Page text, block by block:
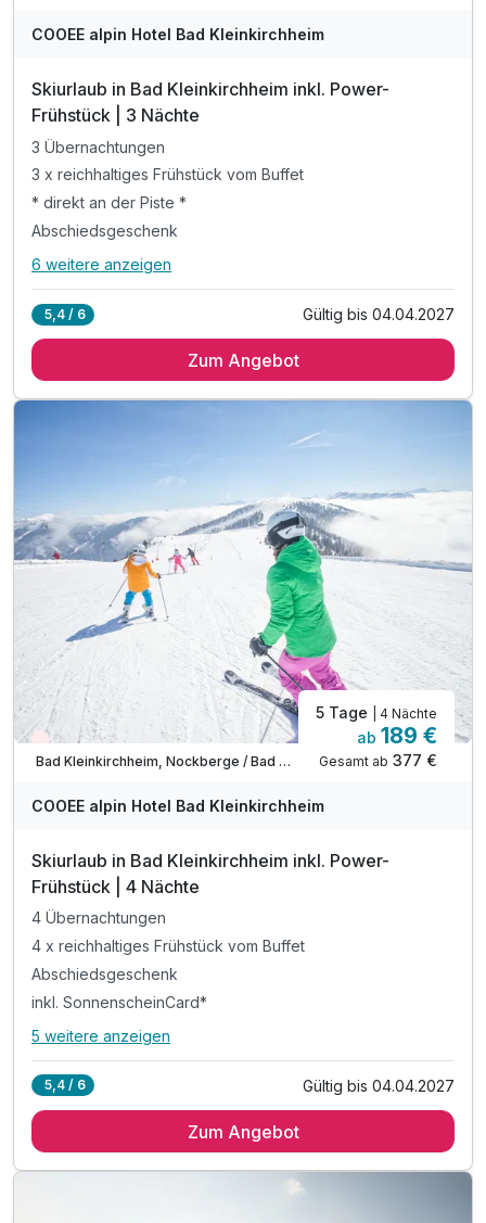
COOEE alpin Hotel Bad Kleinkirchheim
Skiurlaub in Bad Kleinkirchheim inkl. Power-
Frühstück | 3 Nächte
3 Übernachtungen
3 x reichhaltiges Frühstück vom Buffet
* direkt an der Piste *
Abschiedsgeschenk
Alle Inklusivleistungen
3 x reichhaltiges Frühstück vom Buffet
inkl. Nutzung Relax Sauna & Ruheraum
inkl. Nutzung von Skiraum
inkl. Nutzung des Fitnessraumes
inkl. Parkplatz vor dem Hotel
inkl. W-LAN Nutzung
inkl. SonnenscheinCard
6 weitere anzeigen
5,4 / 6 Gültig bis 04.04.2027
Zum Angebot
Wieder frei ab Dezember
Bad Kleinkirchheim, Nockberge / Bad Kleinkirchheim
5 Tage | 4 Nächte
ab 189 €
Gesamt ab 377 €
COOEE alpin Hotel Bad Kleinkirchheim
Skiurlaub in Bad Kleinkirchheim inkl. Power-
Frühstück | 4 Nächte
4 Übernachtungen
4 x reichhaltiges Frühstück vom Buffet
Abschiedsgeschenk
inkl. SonnenscheinCard*
Alle Inklusivleistungen
4 x reichhaltiges Frühstück vom Buffet
5 weitere anzeigen
5,4 / 6 Gültig bis 04.04.2027
Zum Angebot